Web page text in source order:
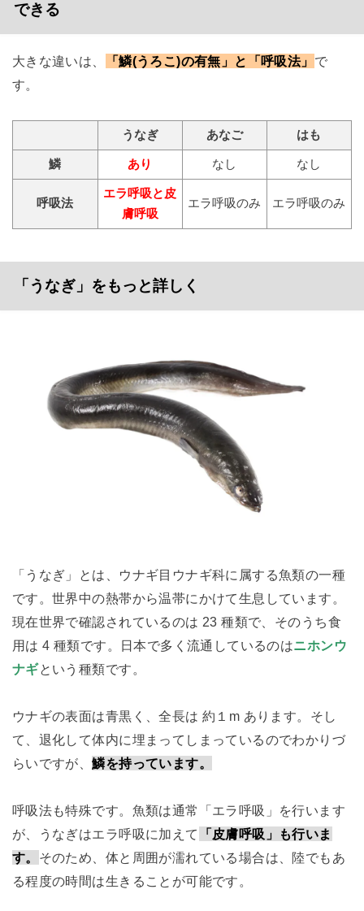
できる
大きな違いは、 「鱗(うろこ)の有無」と「呼吸法」 で
す。
うなぎ あなご はも
鱗 あり なし なし
呼吸法
エラ呼吸と皮
膚呼吸
エラ呼吸のみ エラ呼吸のみ
「うなぎ」をもっと詳しく
「うなぎ」とは、ウナギ目ウナギ科に属する魚類の一種
です。世界中の熱帯から温帯にかけて生息しています。
現在世界で確認されているのは 23 種類で、そのうち食
用は 4 種類です。日本で多く流通しているのはニホンウ
ナギという種類です。
ウナギの表面は青黒く、全長は 約１m あります。そし
て、退化して体内に埋まってしまっているのでわかりづ
らいですが、鱗を持っています。
呼吸法も特殊です。魚類は通常「エラ呼吸」を行います
が、うなぎはエラ呼吸に加えて
「皮膚呼吸」も行いま
す。 そのため、体と周囲が濡れている場合は、陸でもあ
る程度の時間は生きることが可能です。